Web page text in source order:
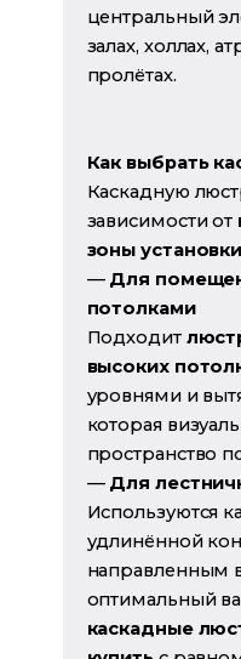
центральный
залах, холлах,
пролётах.
Как выбрать
Каскадную
зависимости от
зоны
— Для
потолками
Подходит
высоких
уровнями и
которая
пространство
— Для
Используются
удлинённой
направленным
оптимальный
каскадные